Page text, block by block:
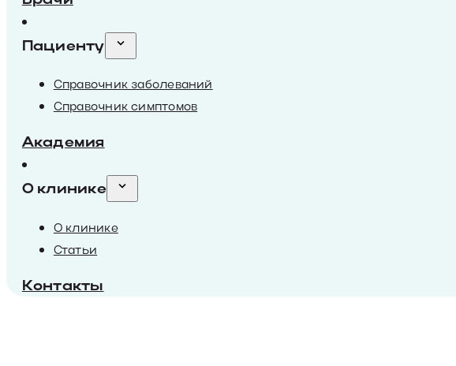
Пациенту
Справочник заболеваний
Справочник симптомов
Академия
О клинике
О клинике
Статьи
Контакты